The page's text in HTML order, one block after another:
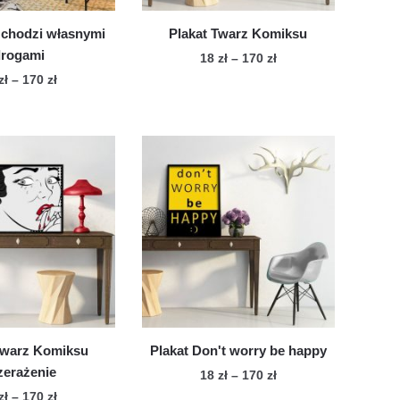
własnymi
– 170złZakres
18 zł
170 zł
produkt
wiele
wariantów.
Opcje
można
wybrać
stronie
Plakat Twarz Komiksu
18 zł – 170 złZakres
170 zł
ma
wiele
wariantów.
można
wybrać
na
stronie
produktu
Komiksu
– 170złZakres
Plakat Don't worry be happy
18 zł – 170 złZakres